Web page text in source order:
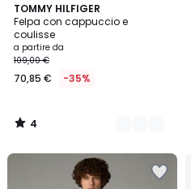
TOMMY HILFIGER
Felpa con cappuccio e
coulisse
a partire da
109,00 €
70,85 € -35%
4
/
5
3
Colori
4
/